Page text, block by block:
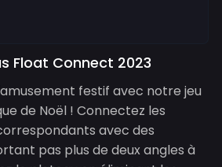
Float Connect 2023
festif avec notre jeu
de Noël ! Connectez les
avec des
pas plus de deux angles à